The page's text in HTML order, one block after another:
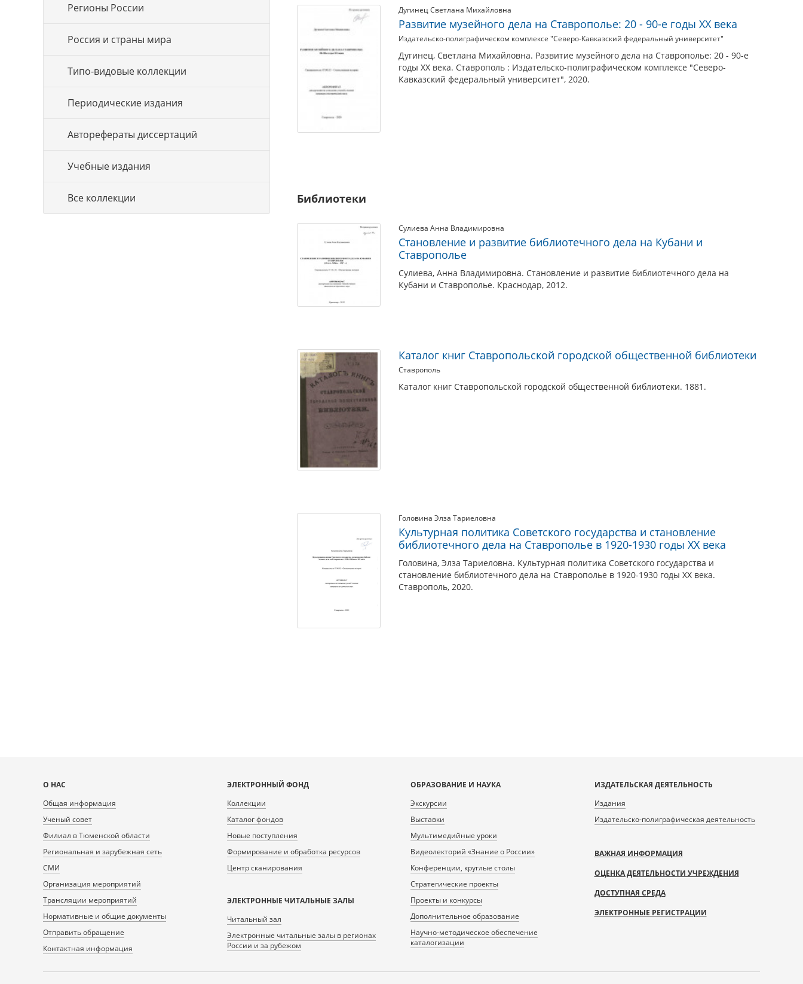
Регионы России
Россия и страны мира
Типо-видовые коллекции
Периодические издания
Авторефераты диссертаций
Учебные издания
Все коллекции
Дугинец Светлана Михайловна
Развитие музейного дела на Ставрополье: 20 - 90-е годы XX века
Издательско-полиграфическом комплексе "Северо-Кавказский федеральный университет"
Дугинец, Светлана Михайловна. Развитие музейного дела на Ставрополье: 20 - 90-е
годы XX века. Ставрополь : Издательско-полиграфическом комплексе "Северо-
Кавказский федеральный университет", 2020.
Библиотеки
Сулиева Анна Владимировна
Становление и развитие библиотечного дела на Кубани и
Ставрополье
Сулиева, Анна Владимировна. Становление и развитие библиотечного дела на
Кубани и Ставрополье. Краснодар, 2012.
Каталог книг Ставропольской городской общественной библиотеки
Ставрополь
Каталог книг Ставропольской городской общественной библиотеки. 1881.
Головина Элза Тариеловна
Культурная политика Советского государства и становление
библиотечного дела на Ставрополье в 1920-1930 годы XX века
Головина, Элза Тариеловна. Культурная политика Советского государства и
становление библиотечного дела на Ставрополье в 1920-1930 годы XX века.
Ставрополь, 2020.
Карта
сайта
О НАС
Общая информация
Ученый совет
Филиал в Тюменской области
Региональная и зарубежная сеть
СМИ
Организация мероприятий
Трансляции мероприятий
Нормативные и общие документы
Отправить обращение
Контактная информация
ЭЛЕКТРОННЫЙ ФОНД
Коллекции
Каталог фондов
Новые поступления
Формирование и обработка ресурсов
Центр сканирования
ЭЛЕКТРОННЫЕ ЧИТАЛЬНЫЕ ЗАЛЫ
Читальный зал
Электронные читальные залы в регионах
России и за рубежом
ОБРАЗОВАНИЕ И НАУКА
Экскурсии
Выставки
Мультимедийные уроки
Видеолекторий «Знание о России»
Конференции, круглые столы
Стратегические проекты
Проекты и конкурсы
Дополнительное образование
Научно-методическое обеспечение
каталогизации
ИЗДАТЕЛЬСКАЯ ДЕЯТЕЛЬНОСТЬ
Издания
Издательско-полиграфическая деятельность
ВАЖНАЯ ИНФОРМАЦИЯ
ОЦЕНКА ДЕЯТЕЛЬНОСТИ УЧРЕЖДЕНИЯ
ДОСТУПНАЯ СРЕДА
ЭЛЕКТРОННЫЕ РЕГИСТРАЦИИ